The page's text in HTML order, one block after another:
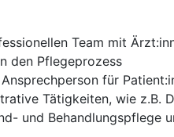
Team mit
den Pflegeprozess
für
Tätigkeiten, wie z.B.
und Behandlungspflege